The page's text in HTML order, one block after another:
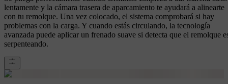
lentamente y la cámara trasera de aparcamiento te ayudará a alinearte
con tu remolque. Una vez colocado, el sistema comprobará si hay
problemas con la carga. Y cuando estás circulando, la tecnología
avanzada puede aplicar un frenado suave si detecta que el remolque
serpenteando.